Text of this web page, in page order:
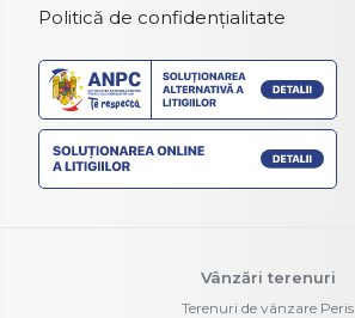
Politică de confidențialitate
Vânzări terenuri
Terenuri de vânzare Peris